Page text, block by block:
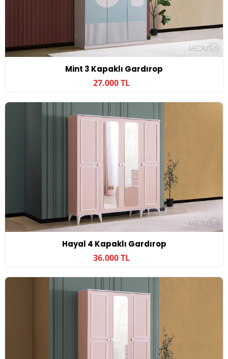
Mint 3 Kapaklı Gardırop
27.000 TL
Hayal 4 Kapaklı Gardırop
36.000 TL